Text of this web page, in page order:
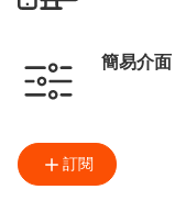
簡易介
訂閱